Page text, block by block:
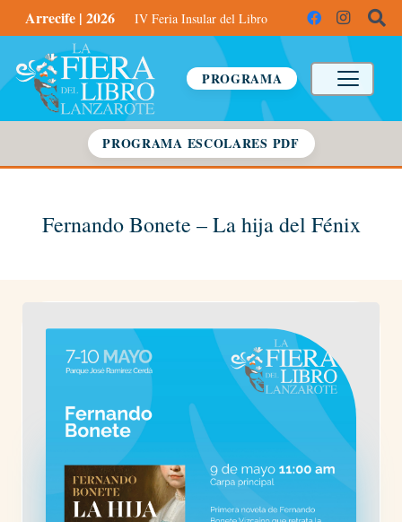
Arrecife | 2026 IV Feria Insular del Libro
PROGRAMA
PROGRAMA ESCOLARES PDF
Fernando Bonete – La hija del Fénix